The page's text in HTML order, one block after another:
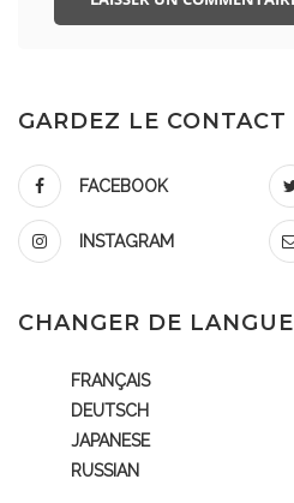
GARDEZ LE CONTACT
FACEBOOK
INSTAGRAM
CHANGER DE LANGUE
FRANÇAIS
DEUTSCH
JAPANESE
RUSSIAN